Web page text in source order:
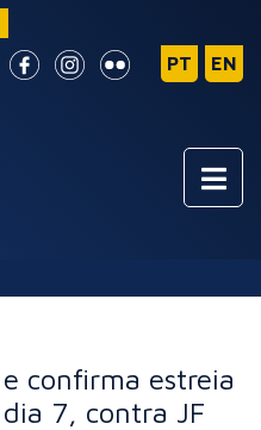
confirma estreia
7, contra JF